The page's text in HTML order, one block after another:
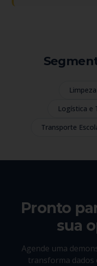
Logística e
Transporte
Pronto
sua
Agende uma
transforma dados